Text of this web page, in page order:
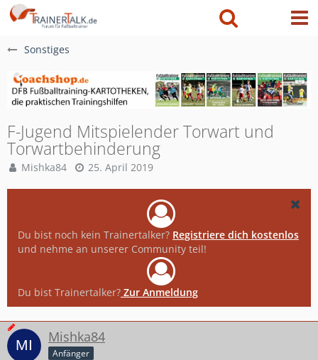
Sonstiges
F-Jugend Mitspielender Torwart und
Torwartbehinderung
Mishka84 25. April 2019
Du bist noch kein Trainertalker? Registriere dich kostenlos
und nehme an unserer Community teil!
Du bist Trainertalker? Zur Anmeldung
Mishka84
Anfänger